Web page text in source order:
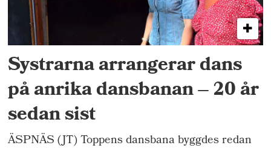
Systrarna arrangerar dans
på anrika dansbanan – 20 år
sedan sist
ÄSPNÄS (JT) Toppens dansbana byggdes redan